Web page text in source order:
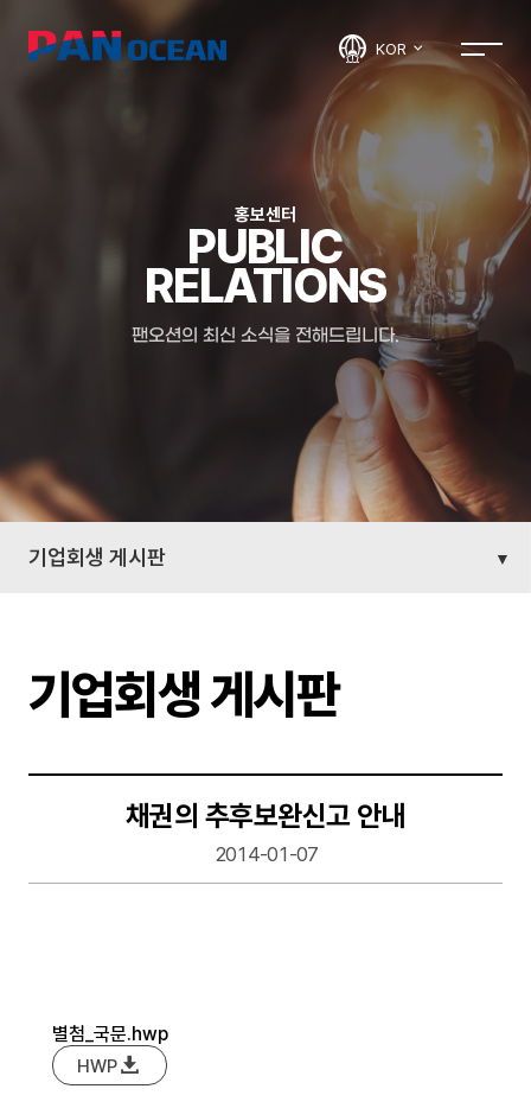
KOR
홍보센터
PUBLIC
RELATIONS
팬오션의 최신 소식을 전해드립니다.
기업회생 게시판
기업회생 게시판
채권의 추후보완신고 안내
2014-01-07
별첨_국문.hwp
HWP